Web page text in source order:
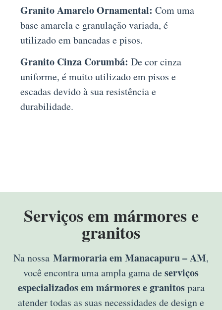
Granito Amarelo Ornamental: Com uma
base amarela e granulação variada, é
utilizado em bancadas e pisos.
Granito Cinza Corumbá: De cor cinza
uniforme, é muito utilizado em pisos e
escadas devido à sua resistência e
durabilidade.
Serviços em mármores e
granitos
Na nossa Marmoraria em Manacapuru – AM,
você encontra uma ampla gama de serviços
especializados em mármores e granitospara
atender todas as suas necessidades de design e